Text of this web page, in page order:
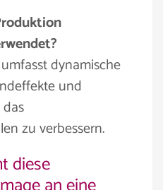
dynamische
und
zu verbessern.
diese